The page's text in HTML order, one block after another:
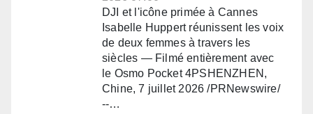
DJI et l'icône primée à Cannes
Isabelle Huppert réunissent les voix
de deux femmes à travers les
siècles — Filmé entièrement avec
le Osmo Pocket 4PSHENZHEN,
Chine, 7 juillet 2026 /PRNewswire/
--…